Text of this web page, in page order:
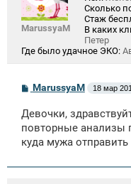
MarussyaM
Сколько
Стаж
В каких
Петер
Где было удачное ЭКО:
С
о
б
щ
н
е
MarussyaM 18 мар
Девочки,
повторные анализы
куда мужа